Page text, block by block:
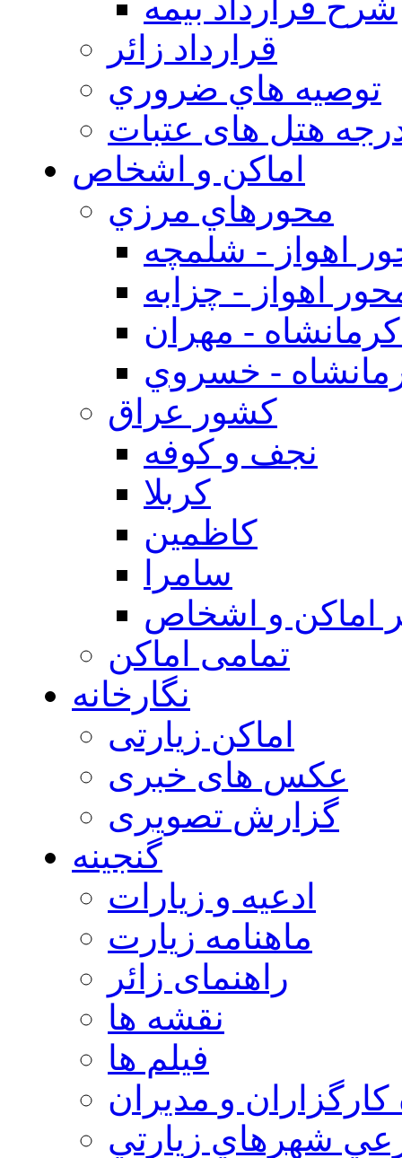
قرارداد زائر
توصيه هاي ضروري
هتل های عتبات
اماکن و اشخاص
محورهاي مرزي
اهواز - شلمچه
اهواز - چزابه
- مهران
- خسروي
كشور عراق
نجف و كوفه
كربلا
كاظمين
سامرا
اماكن و اشخاص
تمامی اماکن
نگارخانه
اماکن زیارتی
عکس های خبری
گزارش تصویری
گنجینه
ادعیه و زیارات
ماهنامه زیارت
راهنمای زائر
نقشه ها
فیلم ها
كارگزاران و مديران
شهرهاي زيارتي